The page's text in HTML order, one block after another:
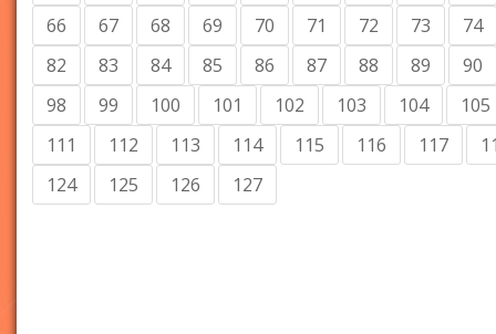
66
67 68 69 70 71 72 73
74
82
83 84 85 86 87 88 89
90
98
99 100 101 102 103 104
105
111
112 113 114 115 116 117
124
125 126 127